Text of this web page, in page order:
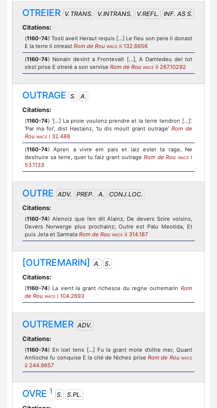
OTREIER V.TRANS. V.INTRANS. V.REFL.
INF. AS S.
Citations:
(1160-74) Tosti aveit Heraut requis [...] Le fieu son pere li donast
E la terre li otreast Rom de Rou WACE ii 132.6656
(1160-74) Nonain devint a Frontevalt [...], A Damledeu del tot
s’est prise E otreié a son servise Rom de Rou WACE ii 267.10292
OUTRAGE S.
A.
Citations:
(1160-74) '[...] La proie voulonz prendre et la terre tendron [...]'.
'Par ma foi', dist Hastainz, 'tu dis moult grant outrage'Rom de
Rou WACE i 32.488
(1160-74) Apren a vivre em pais et laiz ester ta rage, Ne
destruire sa terre, quer tu faiz grant outrage Rom de Rou WACE i
53.1133
OUTRE ADV. PREP. A.
CONJ.LOC.
Citations:
(1160-74) Alenoiz que l’en dit Alainz, De devers Scire voisins,
Devers Norwerge plus prochainz; Outre est Palu Meotida, Et
puis Jeta et Sarmata Rom de Rou WACE ii 314.187
[OUTREMARIN] A.
S.
Citations:
(1160-74) La vient la grant richesce du regne outremarin Rom
de Rou WACE i 104.2693
OUTREMER ADV.
Citations:
(1160-74) En icel tens [...] Fu la grant mote d’oltre mer, Quant
Antioche fu conquise E la cité de Niches prise Rom de Rou WACE
ii 244.9657
OVRE 1 S.
S.PL.